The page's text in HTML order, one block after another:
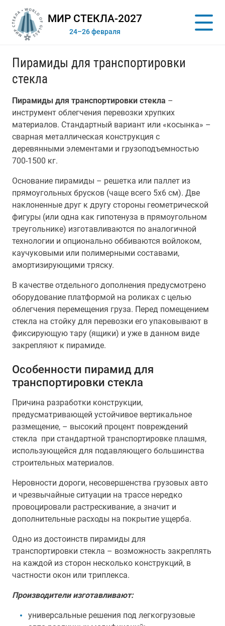
МИР СТЕКЛА-2027
24–26 февраля
Пирамиды для транспортировки
стекла
Пирамиды для транспортировки стекла –
инструмент облегчения перевозки хрупких
материалов. Стандартный вариант или «косынка» –
сварная металлическая конструкция с
деревянными элементами и грузоподъемностью
700-1500 кг.
Основание пирамиды – решетка или паллет из
прямоугольных брусков (чаще всего 5х6 см). Две
наклоненные друг к другу стороны геометрической
фигуры (или одна как гипотенуза в прямоугольном
треугольнике) изготавливаются по аналогичной
технологии и опционально оббиваются войлоком,
каучуковыми или полимерными составами,
амортизирующими тряску.
В качестве отдельного дополнения предусмотрено
оборудование платформой на роликах с целью
облегчения перемещения груза. Перед помещением
стекла на стойку для перевозки его упаковывают в
фиксирующую тару (ящики) и уже в данном виде
закрепляют к пирамиде.
Особенности пирамид для
транспортировки стекла
Причина разработки конструкции,
предусматривающей устойчивое вертикальное
размещение, – высокий процент повреждений
стекла при стандартной транспортировке плашмя,
использующейся для подавляющего большинства
строительных материалов.
Неровности дороги, несовершенства грузовых авто
и чрезвычайные ситуации на трассе нередко
провоцировали растрескивание, а значит и
дополнительные расходы на покрытие ущерба.
Одно из достоинств пирамиды для
транспортировки стекла – возможность закреплять
на каждой из сторон несколько конструкций, в
частности окон или триплекса.
Производители изготавливают:
универсальные решения под легкогрузовые